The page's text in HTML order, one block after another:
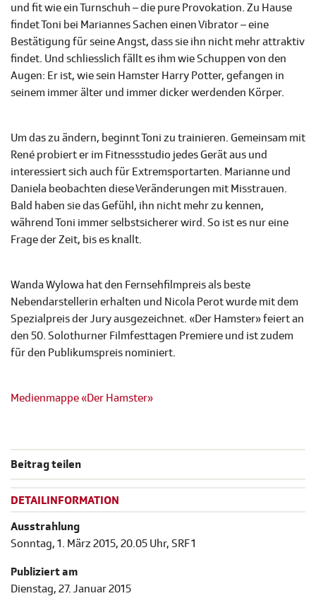
und fit wie ein Turnschuh – die pure Provokation. Zu Hause
findet Toni bei Mariannes Sachen einen Vibrator – eine
Bestätigung für seine Angst, dass sie ihn nicht mehr attraktiv
findet. Und schliesslich fällt es ihm wie Schuppen von den
Augen: Er ist, wie sein Hamster Harry Potter, gefangen in
seinem immer älter und immer dicker werdenden Körper.
Um das zu ändern, beginnt Toni zu trainieren. Gemeinsam mit
René probiert er im Fitnessstudio jedes Gerät aus und
interessiert sich auch für Extremsportarten. Marianne und
Daniela beobachten diese Veränderungen mit Misstrauen.
Bald haben sie das Gefühl, ihn nicht mehr zu kennen,
während Toni immer selbstsicherer wird. So ist es nur eine
Frage der Zeit, bis es knallt.
Wanda Wylowa hat den Fernsehfilmpreis als beste
Nebendarstellerin erhalten und Nicola Perot wurde mit dem
Spezialpreis der Jury ausgezeichnet. «Der Hamster» feiert an
den 50. Solothurner Filmfesttagen Premiere und ist zudem
für den Publikumspreis nominiert.
Medienmappe «Der Hamster»
Beitrag teilen
DETAILINFORMATION
Ausstrahlung
Sonntag, 1. März 2015, 20.05 Uhr, SRF 1
Publiziert am
Dienstag, 27. Januar 2015